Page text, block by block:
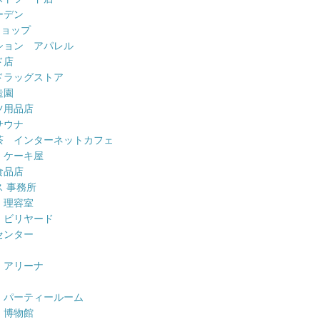
デン
ップ
ョン アパレル
店
ッグストア
用品店
ナ
インターネットカフェ
ーキ屋
品店
事務所
容室
リヤード
ンター
リーナ
ーティールーム
物館